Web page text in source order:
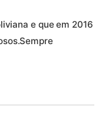
e que em 2016